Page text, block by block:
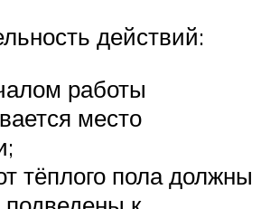
действий:
работы
место
тёплого пола должны